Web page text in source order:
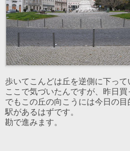
歩いてこんどは丘を逆側に下って
ここで気づいたんですが、昨日買
でもこの丘の向こうには今日の
駅があるはずです。
勘で進みます。